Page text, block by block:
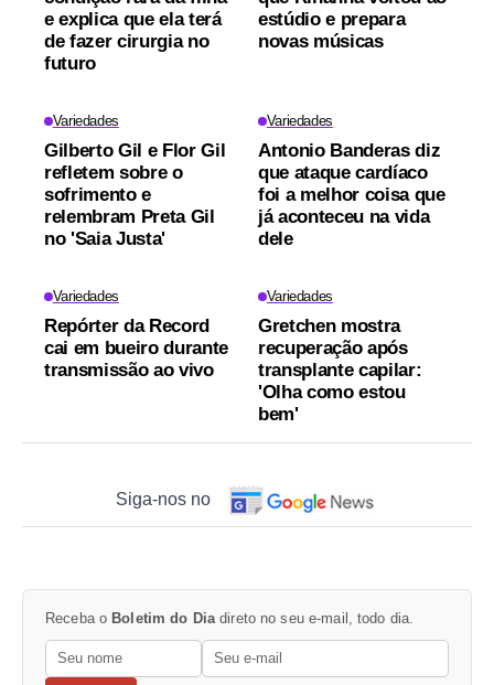
e explica que ela terá
de fazer cirurgia no
futuro
estúdio e prepara
novas músicas
Variedades
Gilberto Gil e Flor Gil
refletem sobre o
sofrimento e
relembram Preta Gil
no 'Saia Justa'
Variedades
Antonio Banderas diz
que ataque cardíaco
foi a melhor coisa que
já aconteceu na vida
dele
Variedades
Repórter da Record
cai em bueiro durante
transmissão ao vivo
Variedades
Gretchen mostra
recuperação após
transplante capilar:
'Olha como estou
bem'
Siga-nos no
Receba o Boletim do Diadireto no seu e-mail, todo dia.